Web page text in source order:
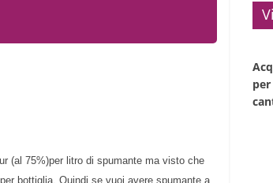
(al 75%)per litro di spumante ma visto che
bottiglia. Quindi se vuoi avere spumante a